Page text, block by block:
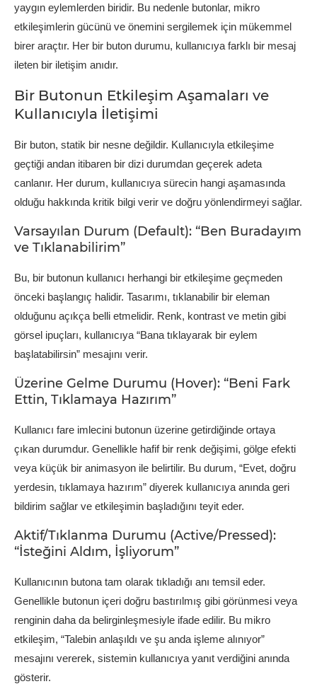
yaygın eylemlerden biridir. Bu nedenle butonlar, mikro
etkileşimlerin gücünü ve önemini sergilemek için mükemmel
birer araçtır. Her bir buton durumu, kullanıcıya farklı bir mesaj
ileten bir iletişim anıdır.
Bir Butonun Etkileşim Aşamaları ve
Kullanıcıyla İletişimi
Bir buton, statik bir nesne değildir. Kullanıcıyla etkileşime
geçtiği andan itibaren bir dizi durumdan geçerek adeta
canlanır. Her durum, kullanıcıya sürecin hangi aşamasında
olduğu hakkında kritik bilgi verir ve doğru yönlendirmeyi sağlar.
Varsayılan Durum (Default): “Ben Buradayım
ve Tıklanabilirim”
Bu, bir butonun kullanıcı herhangi bir etkileşime geçmeden
önceki başlangıç halidir. Tasarımı, tıklanabilir bir eleman
olduğunu açıkça belli etmelidir. Renk, kontrast ve metin gibi
görsel ipuçları, kullanıcıya “Bana tıklayarak bir eylem
başlatabilirsin” mesajını verir.
Üzerine Gelme Durumu (Hover): “Beni Fark
Ettin, Tıklamaya Hazırım”
Kullanıcı fare imlecini butonun üzerine getirdiğinde ortaya
çıkan durumdur. Genellikle hafif bir renk değişimi, gölge efekti
veya küçük bir animasyon ile belirtilir. Bu durum, “Evet, doğru
yerdesin, tıklamaya hazırım” diyerek kullanıcıya anında geri
bildirim sağlar ve etkileşimin başladığını teyit eder.
Aktif/Tıklanma Durumu (Active/Pressed):
“İsteğini Aldım, İşliyorum”
Kullanıcının butona tam olarak tıkladığı anı temsil eder.
Genellikle butonun içeri doğru bastırılmış gibi görünmesi veya
renginin daha da belirginleşmesiyle ifade edilir. Bu mikro
etkileşim, “Talebin anlaşıldı ve şu anda işleme alınıyor”
mesajını vererek, sistemin kullanıcıya yanıt verdiğini anında
gösterir.